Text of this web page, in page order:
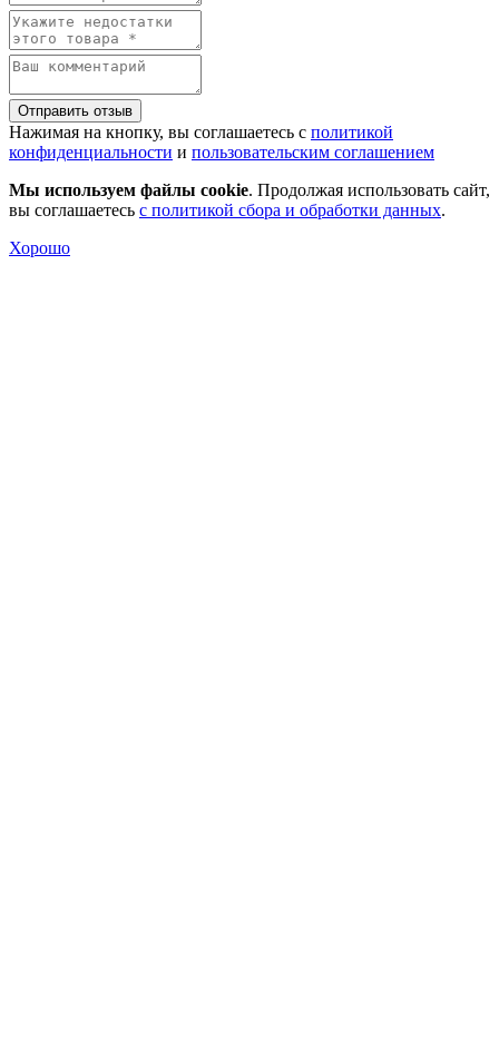
Отправить отзыв
Нажимая на кнопку, вы соглашаетесь с политикой
конфиденциальности и пользовательским соглашением
Мы используем файлы cookie. Продолжая использовать сайт,
вы соглашаетесь с политикой сбора и обработки данных.
Хорошо